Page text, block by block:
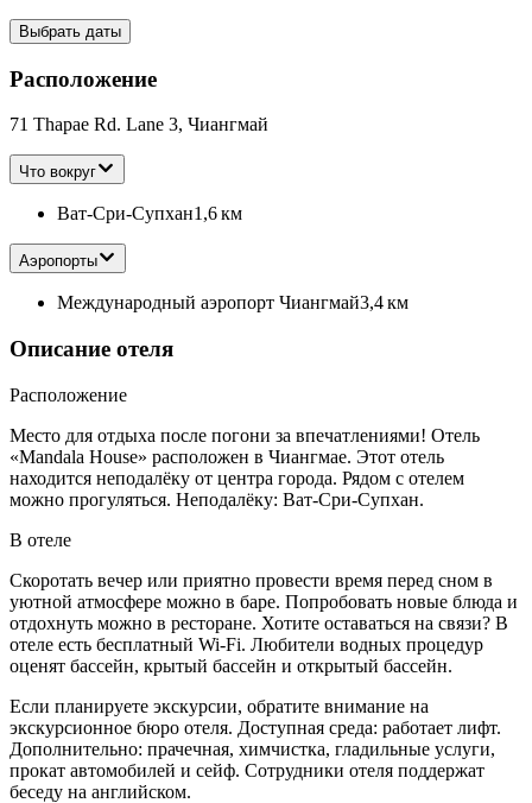
Выбрать даты
Расположение
71 Thapae Rd. Lane 3, Чиангмай
Что вокруг
Ват-Сри-Супхан1,6 км
Аэропорты
Международный аэропорт Чиангмай3,4 км
Описание отеля
Расположение
Место для отдыха после погони за впечатлениями! Отель
«Mandala House» расположен в Чиангмае. Этот отель
находится неподалёку от центра города. Рядом с отелем
можно прогуляться. Неподалёку: Ват-Сри-Супхан.
В отеле
Скоротать вечер или приятно провести время перед сном в
уютной атмосфере можно в баре. Попробовать новые блюда и
отдохнуть можно в ресторане. Хотите оставаться на связи? В
отеле есть бесплатный Wi-Fi. Любители водных процедур
оценят бассейн, крытый бассейн и открытый бассейн.
Если планируете экскурсии, обратите внимание на
экскурсионное бюро отеля. Доступная среда: работает лифт.
Дополнительно: прачечная, химчистка, гладильные услуги,
прокат автомобилей и сейф. Сотрудники отеля поддержат
беседу на английском.